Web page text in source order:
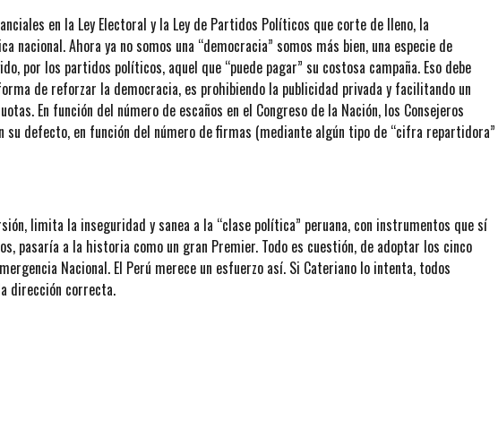
en la Ley Electoral y la Ley de Partidos Políticos que corte de lleno, la
nacional. Ahora ya no somos una “democracia” somos más bien, una especie de
por los partidos políticos, aquel que “puede pagar” su costosa campaña. Eso debe
de reforzar la democracia, es prohibiendo la publicidad privada y facilitando un
En función del número de escaños en el Congreso de la Nación, los Consejeros
su defecto, en función del número de firmas (mediante algún tipo de “cifra repartidora”
limita la inseguridad y sanea a la “clase política” peruana, con instrumentos que sí
pasaría a la historia como un gran Premier. Todo es cuestión, de adoptar los cinco
Nacional. El Perú merece un esfuerzo así. Si Cateriano lo intenta, todos
dirección correcta.